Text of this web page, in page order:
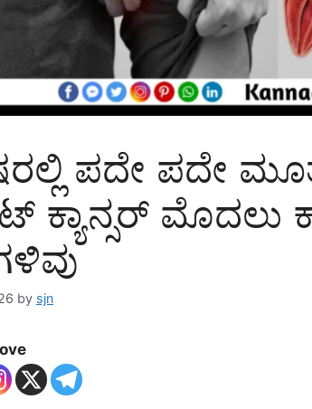
ಪದೇ ಪದೇ
ಕ್ಯಾನ್ಸರ್‌ ಮೊದಲು
by sjn